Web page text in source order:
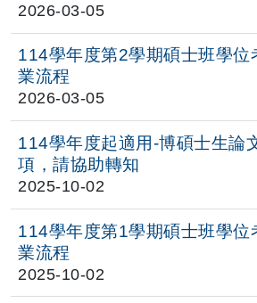
2026-03-05
114學年度第2學期碩士班學位
業流程
2026-03-05
114學年度起適用-博碩士生論
項，請協助轉知
2025-10-02
114學年度第1學期碩士班學位
業流程
2025-10-02